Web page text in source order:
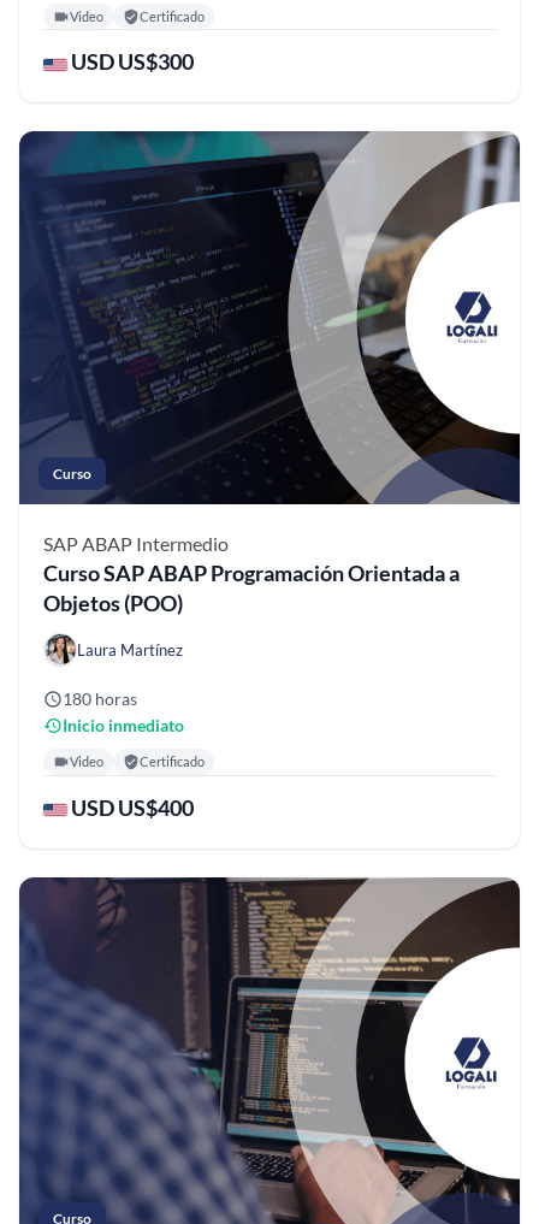
Video Certificado
USD US$300
Curso
SAP ABAP Intermedio
Curso SAP ABAP Programación Orientada a
Objetos (POO)
Laura Martínez
180 horas
Inicio inmediato
Video Certificado
USD US$400
Curso